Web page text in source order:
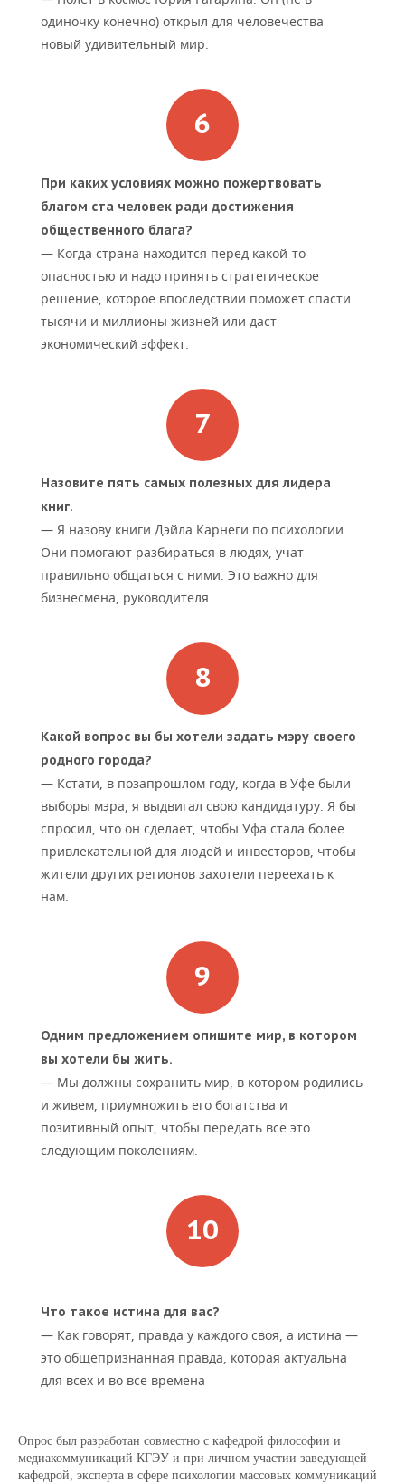
одиночку конечно) открыл для человечества
новый удивительный мир.
При каких условиях можно пожертвовать
благом ста человек ради достижения
общественного блага?
— Когда страна находится перед какой-то
опасностью и надо принять стратегическое
решение, которое впоследствии поможет спасти
тысячи и миллионы жизней или даст
экономический эффект.
Назовите пять самых полезных для лидера
книг.
— Я назову книги Дэйла Карнеги по психологии.
Они помогают разбираться в людях, учат
правильно общаться с ними. Это важно для
бизнесмена, руководителя.
Какой вопрос вы бы хотели задать мэру своего
родного города?
— Кстати, в позапрошлом году, когда в Уфе были
выборы мэра, я выдвигал свою кандидатуру. Я бы
спросил, что он сделает, чтобы Уфа стала более
привлекательной для людей и инвесторов, чтобы
жители других регионов захотели переехать к
нам.
Одним предложением опишите мир, в котором
вы хотели бы жить.
— Мы должны сохранить мир, в котором родились
и живем, приумножить его богатства и
позитивный опыт, чтобы передать все это
следующим поколениям.
Что такое истина для вас?
— Как говорят, правда у каждого своя, а истина —
это общепризнанная правда, которая актуальна
для всех и во все времена
Опрос был разработан совместно с кафедрой философии и
медиакоммуникаций КГЭУ и при личном участии заведующей
кафедрой, эксперта в сфере психологии массовых коммуникаций